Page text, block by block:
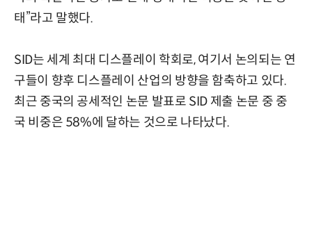
태”라고 말했다.
SID는 세계 최대 디스플레이 학회로, 여기서 논의되는 연
구들이 향후 디스플레이 산업의 방향을 함축하고 있다.
최근 중국의 공세적인 논문 발표로 SID 제출 논문 중 중
국 비중은 58%에 달하는 것으로 나타났다.